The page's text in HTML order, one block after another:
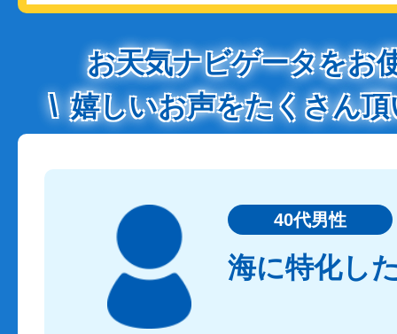
お天気ナビゲータをお
嬉しいお声をたくさん
40代男性
海に特化し